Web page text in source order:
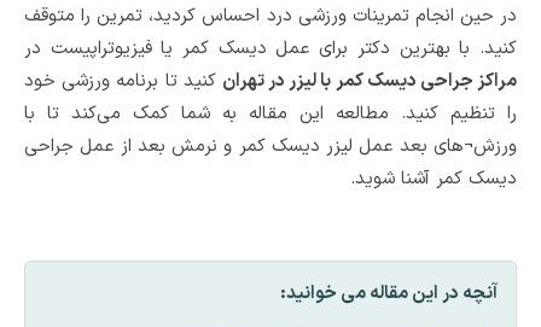
در حین انجام تمرینات ورزشی درد احساس کردید، تمرین را متوقف
کنید. با بهترین دکتر برای عمل دیسک کمر یا فیزیوتراپیست در
مراکز جراحی دیسک کمر با لیزر در تهران کنید تا برنامه ورزشی خود
را تنظیم کنید. مطالعه این مقاله به شما کمک می‌کند تا با
ورزش¬های بعد عمل لیزر دیسک کمر و نرمش بعد از عمل جراحی
دیسک کمر آشنا شوید.
آنچه در این مقاله می خوانید: